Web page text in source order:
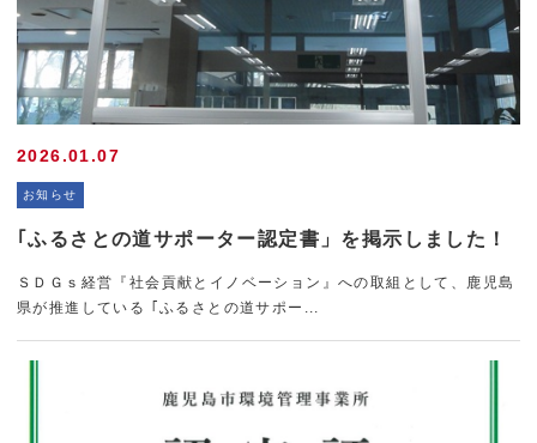
2026.01.07
お知らせ
｢ふるさとの道サポーター認定書」を掲示しました！
ＳＤＧｓ経営『社会貢献とイノベーション』への取組として、鹿児島
県が推進している ｢ふるさとの道サポー...